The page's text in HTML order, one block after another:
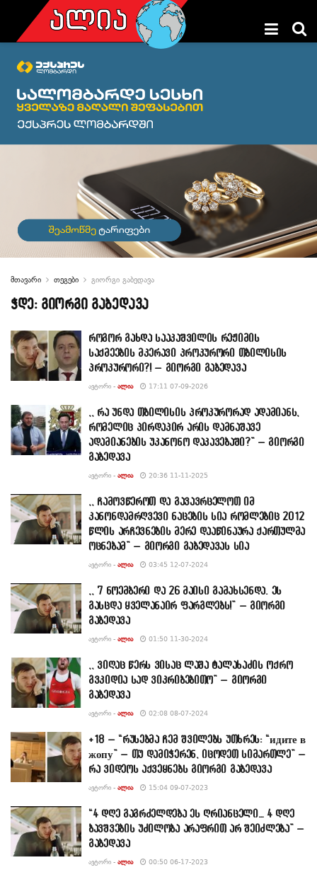
მთავარი თეგები გიორგი გაბედავა
ჭდე: გიორგი გაბედავა
როგორ გახდა სააკაშვილის რეჟიმის
საქმეების მკერავი პროკურორი თბილისის
პროკურორი?! – გიორგი გაბედავა
ᲐᲕᲢᲝᲠᲘ - ᲐᲚᲘᲐ 17:11 07-09-2026
,, რა უნდა თბილისის პროკურორად ადამიანს,
რომელიც პირდაპირ არის დამნაშავე
ადამიანების უკანონო დაკავებაში?” – გიორგი
გაბედავა
ᲐᲕᲢᲝᲠᲘ - ᲐᲚᲘᲐ 20:36 11-11-2025
,, ჩამოვწეროთ და გავავრცელოთ იმ
კანონდამრღვევი ნაცების სია რომლებიც 2012
წლის არჩევნების მერე დააწინაურა ქართულმა
ოცნებამ” – გიორგი გაბედავას სია
ᲐᲕᲢᲝᲠᲘ - ᲐᲚᲘᲐ 03:45 12-07-2024
,, 7 ნოემბერი და 26 მაისი გამახსენდა. ეს
გასცდა ყველანაირ ფარგლებს!” – გიორგი
გაბედავა
ᲐᲕᲢᲝᲠᲘ - ᲐᲚᲘᲐ 01:50 11-30-2024
,, ვიღაც წერს ვისაც ლაშა ტალახაძის ოქრო
გვკიდია სად ვიკრიბებითო” – გიორგი
გაბედავა
ᲐᲕᲢᲝᲠᲘ - ᲐᲚᲘᲐ 02:08 08-07-2024
+18 – “რუსებმა ჩემ შვილებს უთხრეს: “идите в
жопу” – თუ დამიჭერენ, იცოდეთ სიმართლე” –
რა ვიდეოს აქვეყნებს გიორგი გაბედავა
ᲐᲕᲢᲝᲠᲘ - ᲐᲚᲘᲐ 15:04 09-07-2023
“4 დღე გაგრძელდება ეს ღრიანცელი… 4 დღე
ბავშვების უძილობა არაფრით არ შეიძლება” –
გაბედავა
ᲐᲕᲢᲝᲠᲘ - ᲐᲚᲘᲐ 00:50 06-17-2023